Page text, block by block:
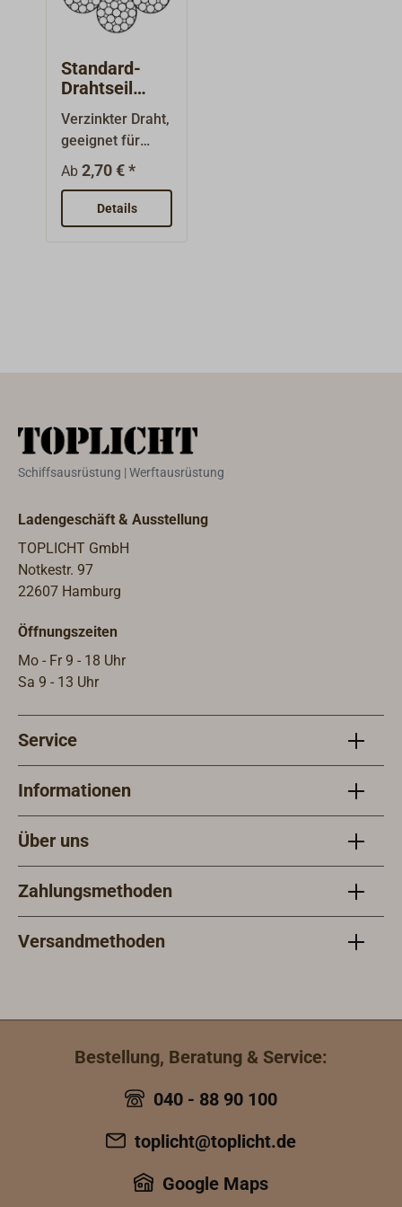
Standard-
Drahtseil
6x19
Verzinkter Draht,
geeignet für
stehendes oder
laufendes
Gut.Mäßig
lehnige
Ab2,70 € *
Details
Schiffsausrüstung | Werftausrüstung
Ladengeschäft & Ausstellung
TOPLICHT GmbH
Notkestr. 97
22607 Hamburg
Öffnungszeiten
Mo - Fr 9 - 18 Uhr
Sa 9 - 13 Uhr
Service
Informationen
Über uns
Zahlungsmethoden
Versandmethoden
Bestellung, Beratung & Service:
040 - 88 90 100
toplicht@toplicht.de
Google Maps